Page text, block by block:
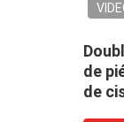
de
de